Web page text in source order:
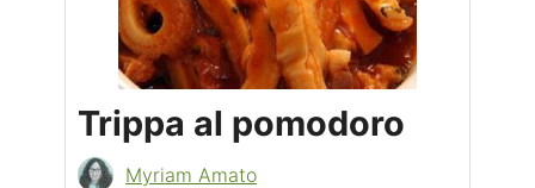
Trippa al pomodoro
Myriam Amato